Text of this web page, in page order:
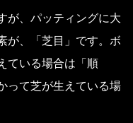
が、パッティングに大
が、「芝目」です。ボ
ている場合は「順
って芝が生えている場